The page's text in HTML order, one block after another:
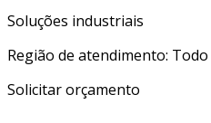
Soluções industriais
Região de atendimento:
Solicitar orçamento